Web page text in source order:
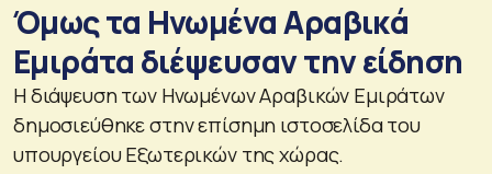
Όμως τα Ηνωμένα Αραβικά
Εμιράτα διέψευσαν την είδηση
Η διάψευση των Ηνωμένων Αραβικών Εμιράτων
δημοσιεύθηκε στην επίσημη ιστοσελίδα του
υπουργείου Εξωτερικών της χώρας.